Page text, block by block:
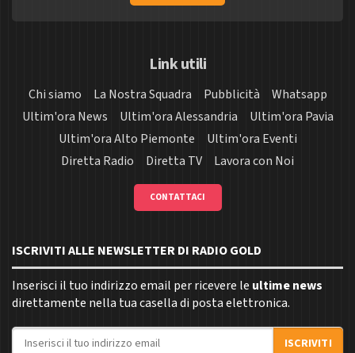
Link utili
Chi siamo La Nostra Squadra Pubblicità
Whatsapp
Ultim'ora News
Ultim'ora Alessandria
Ultim'ora Pavia
Ultim'ora Alto Piemonte
Ultim'ora Eventi
Diretta Radio
Diretta TV Lavora con Noi
CONTATTACI
ISCRIVITI ALLE NEWSLETTER DI RADIO GOLD
Inserisci il tuo indirizzo email per ricevere le ultime news
direttamente nella tua casella di posta elettronica.
Indirizzo email
ISCRIVITI